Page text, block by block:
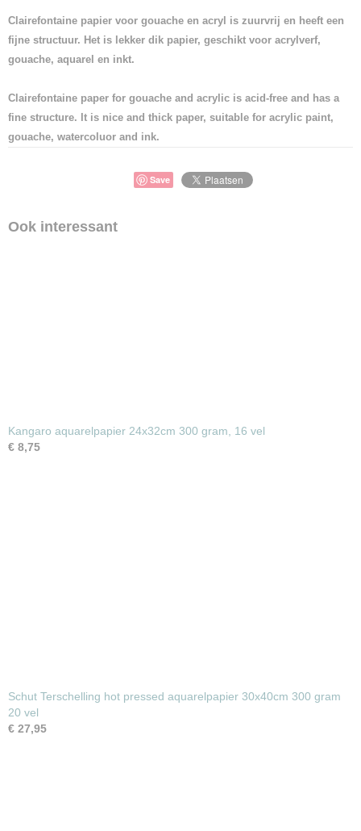
Clairefontaine papier voor gouache en acryl is zuurvrij en heeft een
fijne structuur. Het is lekker dik papier, geschikt voor acrylverf,
gouache, aquarel en inkt.
Clairefontaine paper for gouache and acrylic is acid-free and has a
fine structure. It is nice and thick paper, suitable for acrylic paint,
gouache, watercoluor and ink.
Save
Ook interessant
Kangaro aquarelpapier 24x32cm 300 gram, 16 vel
€ 8,75
Schut Terschelling hot pressed aquarelpapier 30x40cm 300 gram
20 vel
€ 27,95